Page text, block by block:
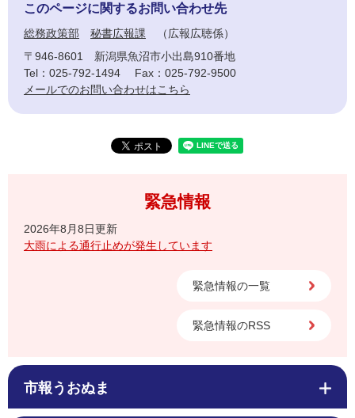
このページに関するお問い合わせ先
総務政策部 秘書広報課
広報広聴係
〒946-8601
新潟県魚沼市小出島910番地
Tel：025-792-1494
Fax：025-792-9500
メールでのお問い合わせはこちら
緊急情報
2026年8月8日更新
大雨による通行止めが発生しています
緊急情報の一覧
緊急情報のRSS
市報うおぬま